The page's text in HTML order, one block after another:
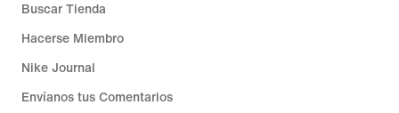
Buscar Tienda
Hacerse Miembro
Nike Journal
Envíanos tus Comentarios